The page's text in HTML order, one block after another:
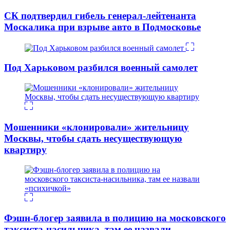
СК подтвердил гибель генерал-лейтенанта
Москалика при взрыве авто в Подмосковье
Под Харьковом разбился военный самолет
Мошенники «клонировали» жительницу
Москвы, чтобы сдать несуществующую
квартиру
Фэшн-блогер заявила в полицию на московского